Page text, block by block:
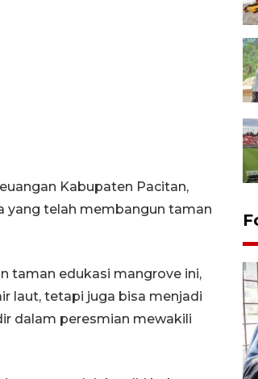
Kabupaten Pacitan,
yang telah membangun taman
taman edukasi mangrove ini,
laut, tetapi juga bisa menjadi
dalam peresmian mewakili